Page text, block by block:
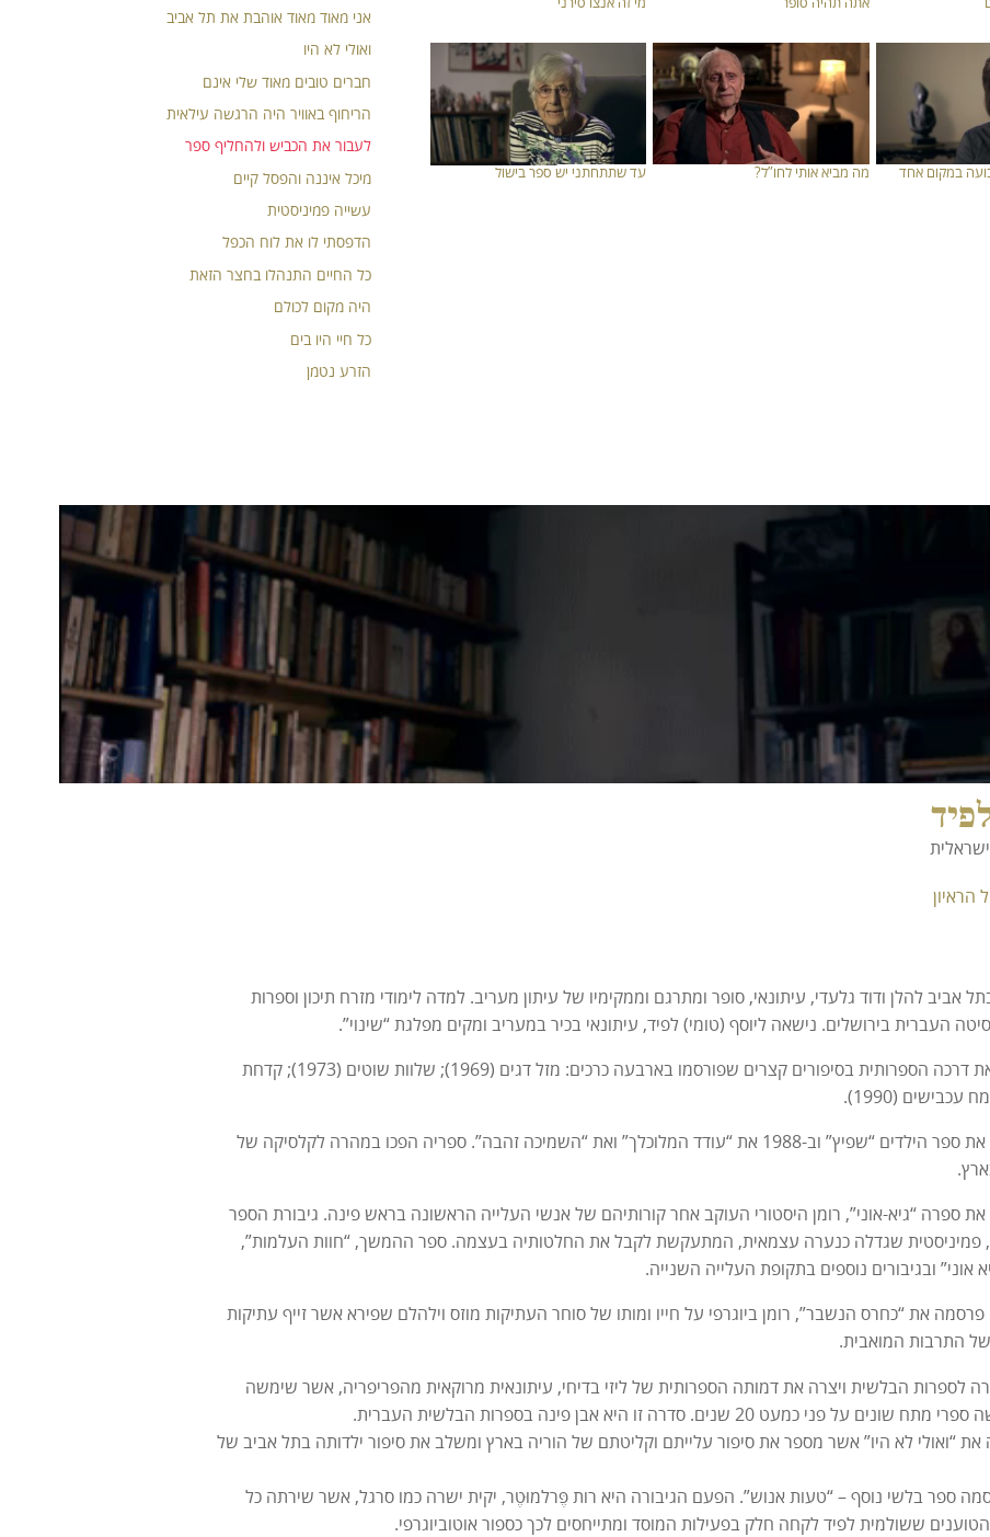
במקום אחד מה מביא אותי לחו”ל? עד שתתחתני יש ספר בישול
אני מאוד מאוד אוהבת את תל אביב
ואולי לא היו
חברים טובים מאוד שלי אינם
הריחוף באוויר היה הרגשה עילאית
לעבור את הכביש ולהחליף ספר
מיכל איננה והפסל קיים
עשייה פמיניסטית
הדפסתי לו את לוח הכפל
כל החיים התנהלו בחצר הזאת
היה מקום לכולם
כל חיי היו בים
הזרע נטמן
הראיון
ב-1934 בתל אביב להלן ודוד גלעדי, עיתונאי, סופר ומתרגם וממקימיו של עיתון מעריב. למדה לימודי מזרח תיכון וספרות
העברית בירושלים. נישאה ליוסף (טומי) לפיד, עיתונאי בכיר במעריב ומקים מפלגת “שינוי”.
ב-1969 החלה את דרכה הספרותית בסיפורים קצרים שפורסמו בארבעה כרכים: מזל דגים (1969); שלוות שוטים (1973); קדחת
ב-1971 פרסמה את ספר הילדים “שפיץ” וב-1988 את “עודד המלוכלך” ואת “השמיכה זהבה”. ספריה הפכו במהרה לקלסיקה של
את ספרה “גיא-אוני”, רומן היסטורי העוקב אחר קורותיהם של אנשי העלייה הראשונה בראש פינה. גיבורת הספר
פמיניסטית שגדלה כנערה עצמאית, המתעקשת לקבל את החלטותיה בעצמה. ספר ההמשך, “חוות העלמות”,
אוני” ובגיבורים נוספים בתקופת העלייה השנייה.
פרסמה את “כחרס הנשבר”, רומן ביוגרפי על חייו ומותו של סוחר העתיקות מוזס וילהלם שפירא אשר זייף עתיקות
של התרבות המואבית.
עברה לספרות הבלשית ויצרה את דמותה הספרותית של ליזי בדיחי, עיתונאית מרוקאית מהפריפריה, אשר שימשה
פני כמעט 20 שנים. סדרה זו היא אבן פינה בספרות הבלשית העברית.
את “ואולי לא היו” אשר מספר את סיפור עלייתם וקליטתם של הוריה בארץ ומשלב את סיפור ילדותה בתל אביב של
פרסמה ספר בלשי נוסף – “טעות אנוש”. הפעם הגיבורה היא רות פֶּרלמוּטֶר, יקית ישרה כמו סרגל, אשר שירתה כל
ששולמית לפיד לקחה חלק בפעילות המוסד ומתייחסים לכך כספור אוטוביוגרפי.